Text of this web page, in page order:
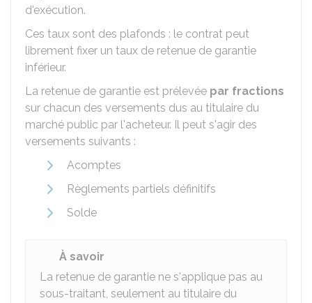
d'exécution.
Ces taux sont des plafonds : le contrat peut
librement fixer un taux de retenue de garantie
inférieur.
La retenue de garantie est prélevée par fractions
sur chacun des versements dus au titulaire du
marché public par l'acheteur. Il peut s'agir des
versements suivants :
Acomptes
Règlements partiels définitifs
Solde
À savoir
La retenue de garantie ne s'applique pas au
sous-traitant, seulement au titulaire du